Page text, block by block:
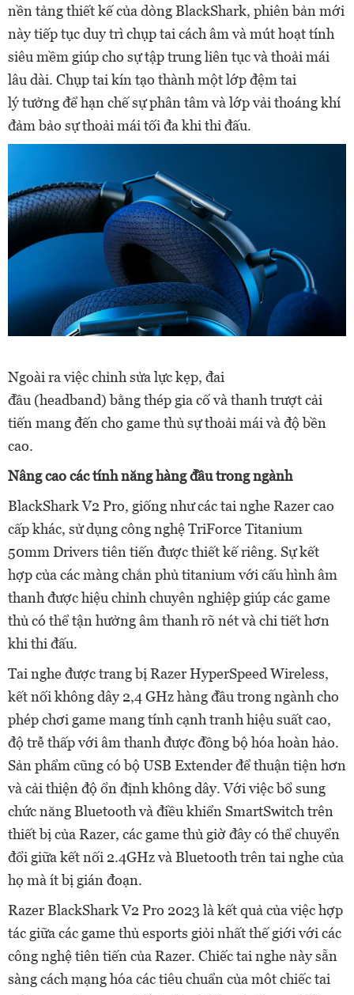
nền tảngthiết kế của dòng BlackShark, phiên bản mới
này tiếp tục duy trì chụp tai cách âm và mút hoạt tính
siêu mềm giúpcho sự tập trung liên tục và thoải mái
lâu dài. Chụp tai kín tạo thành một lớp đệm tai
lýtưởngđể hạn chếsự phân tâm và lớpvải thoáng khí
đảm bảo sự thoải mái tối đa khi thi đấu.
Ngoài ra việcchỉnhsửa lực kẹp, đai
đầu (headband) bằng thép gia cố và thanh trượt cải
tiến mang đến cho game thủ sự thoải mái và độ bền
cao.
Nâng cao các tính năng hàng đầu trong ngành
BlackShark V2 Pro, giống như các tai nghe Razer cao
cấp khác, sửdụng công nghệTriForce Titanium
50mm Drivers tiên tiến được thiếtkếriêng. Sự kết
hợp của các màng chắn phủ titanium với cấu hình âm
thanh được hiệu chỉnh chuyên nghiệp giúp các game
thủ có thể tận hưởng âm thanh rõ nét và chi tiết hơn
khi thi đấu.
Tai nghe được trang bị Razer HyperSpeed Wireless,
kết nối không dây 2,4 GHz hàng đầu trong ngành cho
phép chơi game mang tính cạnh tranh hiệu suất cao,
độ trễ thấp với âm thanh được đồng bộ hóa hoàn hảo.
Sản phẩm cũng có bộ USB Extender để thuận tiện hơn
và cải thiện độ ổn định không dây. Với việc bổ sung
chức năng Bluetooth và điều khiển SmartSwitch trên
thiết bị của Razer, các game thủ giờ đây có thể chuyển
đổi giữa kết nối 2.4GHz và Bluetooth trên tai nghe của
họ mà ít bị gián đoạn.
Razer BlackShark V2 Pro 2023 là kết quả của việc hợp
tác giữa các game thủ esports giỏi nhất thế giới với các
công nghệ tiên tiến của Razer. Chiếc tai nghe này sẵn
sàng cách mạng hóa các tiêu chuẩn của môt chiếc tai